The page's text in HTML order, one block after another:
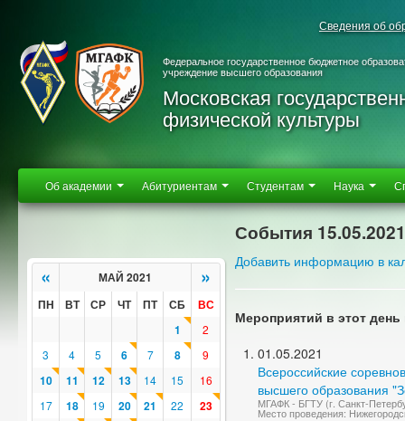
Сведения об
Федеральное государственное бюджетное
учреждение высшего образования
Московская
физической культуры
Об академии Абитуриентам Студентам Наука
« МАЙ 2021 »
ПН ВТ СР ЧТ ПТ СБ
ВС
1
2
3
4 5 6 7 8 9
10 11 12 13 14 15
16
17
18 19 20 21 22 23
События 15.05.2021
Добавить информацию в
Мероприятий в этот день
01.05.2021
Всероссийские
высшего образования
МГАФК - БГТУ (г. Санкт-
Место проведения: